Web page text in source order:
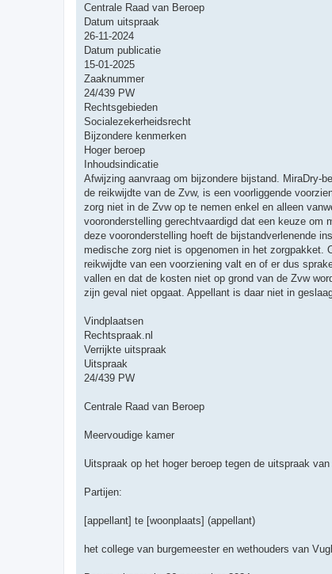
Centrale Raad van Beroep
Datum uitspraak
26-11-2024
Datum publicatie
15-01-2025
Zaaknummer
24/439 PW
Rechtsgebieden
Socialezekerheidsrecht
Bijzondere kenmerken
Hoger beroep
Inhoudsindicatie
Afwijzing aanvraag om bijzondere bijstand. MiraDry-
de reikwijdte van de Zvw, is een voorliggende
zorg niet in de Zvw op te nemen enkel en alleen
vooronderstelling gerechtvaardigd dat een keuze om
deze vooronderstelling hoeft de bijstandverlenende
medische zorg niet is opgenomen in het zorgpakket.
reikwijdte van een voorziening valt en of er dus
vallen en dat de kosten niet op grond van de Zvw
zijn geval niet opgaat. Appellant is daar niet in
Vindplaatsen
Rechtspraak.nl
Verrijkte uitspraak
Uitspraak
24/439 PW
Centrale Raad van Beroep
Meervoudige kamer
Uitspraak op het hoger beroep tegen de uitspraak
Partijen:
[appellant] te [woonplaats] (appellant)
het college van burgemeester en wethouders van